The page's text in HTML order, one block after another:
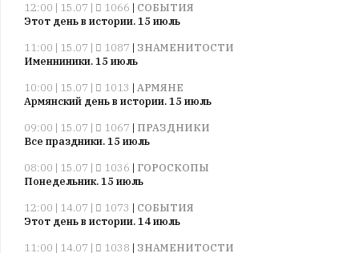
12:00 | 15.07 |
1066 | СОБЫТИЯ
Этот день в истории. 15 июль
11:00 | 15.07 |
1087 | ЗНАМЕНИТОСТИ
Именниники. 15 июль
10:00 | 15.07 |
1013 | АРМЯНЕ
Армянский день в истории. 15 июль
09:00 | 15.07 |
1067 | ПРАЗДНИКИ
Все праздники. 15 июль
08:00 | 15.07 |
1036 | ГОРОСКОПЫ
Понедельник. 15 июль
12:00 | 14.07 |
1073 | СОБЫТИЯ
Этот день в истории. 14 июль
11:00 | 14.07 |
1038 | ЗНАМЕНИТОСТИ